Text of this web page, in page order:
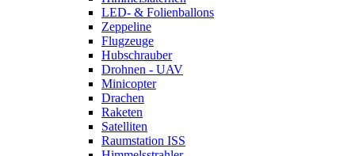
LED- & Folienballons
Zeppeline
Flugzeuge
Hubschrauber
Drohnen - UAV
Minicopter
Drachen
Raketen
Satelliten
Raumstation ISS